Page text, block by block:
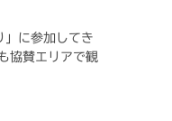
」に参加してき
協賛エリアで観